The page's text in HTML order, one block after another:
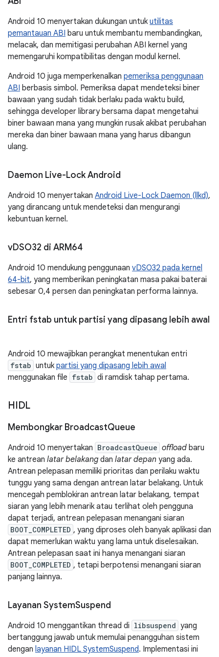
Android 10 menyertakan dukungan untuk utilitas
pemantauan ABI baru untuk membantu membandingkan,
melacak, dan memitigasi perubahan ABI kernel yang
memengaruhi kompatibilitas dengan modul kernel.
Android 10 juga memperkenalkan pemeriksa penggunaan
ABI berbasis simbol. Pemeriksa dapat mendeteksi biner
bawaan yang sudah tidak berlaku pada waktu build,
sehingga developer library bersama dapat mengetahui
biner bawaan mana yang mungkin rusak akibat perubahan
mereka dan biner bawaan mana yang harus dibangun
ulang.
Daemon Live-Lock Android
Android 10 menyertakan Android Live-Lock Daemon (llkd),
yang dirancang untuk mendeteksi dan mengurangi
kebuntuan kernel.
vDSO32 di ARM64
Android 10 mendukung penggunaan vDSO32 pada kernel
64-bit, yang memberikan peningkatan masa pakai baterai
sebesar 0,4 persen dan peningkatan performa lainnya.
Entri fstab untuk partisi yang dipasang lebih awal
Android 10 mewajibkan perangkat menentukan entri
fstab untuk partisi yang dipasang lebih awal
menggunakan file fstab di ramdisk tahap pertama.
HIDL
Membongkar BroadcastQueue
Android 10 menyertakan BroadcastQueue offload baru
ke antrean latar belakang dan latar depan yang ada.
Antrean pelepasan memiliki prioritas dan perilaku waktu
tunggu yang sama dengan antrean latar belakang. Untuk
mencegah pemblokiran antrean latar belakang, tempat
siaran yang lebih menarik atau terlihat oleh pengguna
dapat terjadi, antrean pelepasan menangani siaran
BOOT_COMPLETED , yang diproses oleh banyak aplikasi dan
dapat memerlukan waktu yang lama untuk diselesaikan.
Antrean pelepasan saat ini hanya menangani siaran
BOOT_COMPLETED , tetapi berpotensi menangani siaran
panjang lainnya.
Layanan SystemSuspend
Android 10 menggantikan thread di libsuspend yang
bertanggung jawab untuk memulai penangguhan sistem
dengan layanan HIDL SystemSuspend. Implementasi ini